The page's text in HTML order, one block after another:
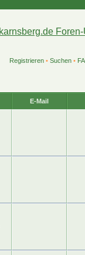
Registrieren• Suchen•
E-Mail